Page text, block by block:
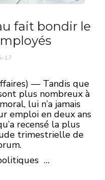
fait bondir le
17
— Tandis que
plus nombreux à
lui n’a jamais
emploi en deux ans
recensé la plus
trimestrielle de
…